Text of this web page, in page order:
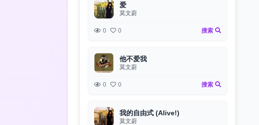
爱
莫文蔚
0 0 搜索
他不爱我
莫文蔚
0 0 搜索
我的自由式 (Alive!)
莫文蔚